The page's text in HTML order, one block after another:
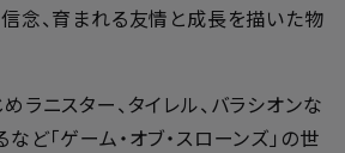
念、育まれる友情と成長を描いた物
ラニスター、タイレル、バラシオンな
ど「ゲーム・オブ・スローンズ」の世